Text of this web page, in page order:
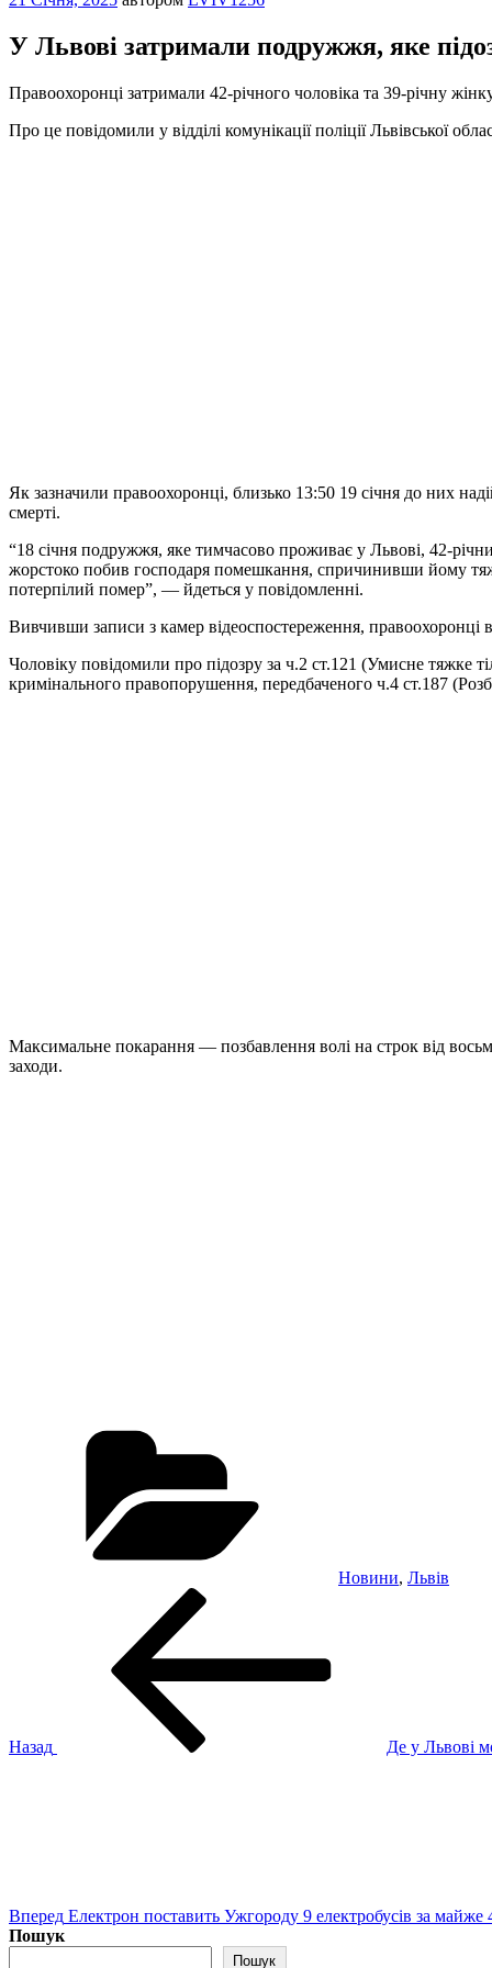
У Львові затримали подружжя, яке
Правоохоронці затримали 42-річного чоловіка та 39-річну
Про це повідомили у відділі комунікації поліції Львівської
Як зазначили правоохоронці, близько 13:50 19 січня до них
смерті.
“18 січня подружжя, яке тимчасово проживає у Львові, 42-
жорстоко побив господаря помешкання, спричинивши йому
потерпілий помер”, — йдеться у повідомленні.
Вивчивши записи з камер відеоспостереження, правоохоронці
Чоловіку повідомили про підозру за ч.2 ст.121 (Умисне тяжке
кримінального правопорушення, передбаченого ч.4 ст.187
Максимальне покарання — позбавлення волі на строк від
заходи.
Новини, Львів
Назад
Де у Львові
Вперед Електрон поставить Ужгороду 9 електробусів за майже
Пошук
Пошук